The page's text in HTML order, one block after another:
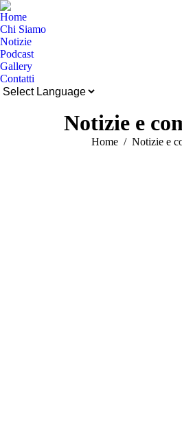
Home
Chi Siamo
Notizie
Podcast
Gallery
Contatti
Notizie e
Tu sei qui:
Home Notizie e